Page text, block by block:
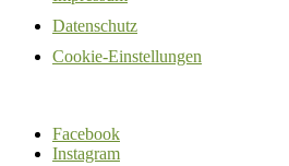
Datenschutz
Cookie-Einstellungen
Facebook
Instagram